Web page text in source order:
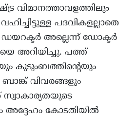
വിമാനത്താവളത്തിലും
വഹിച്ചിട്ടുള്ള പദവികളല്ലാതെ
അല്ലെന്ന് ഡോക്ടർ
അറിയിച്ചു. പത്ത്
കുടുംബത്തിന്റെയും
വിവരങ്ങളും
കോടതിയിൽ